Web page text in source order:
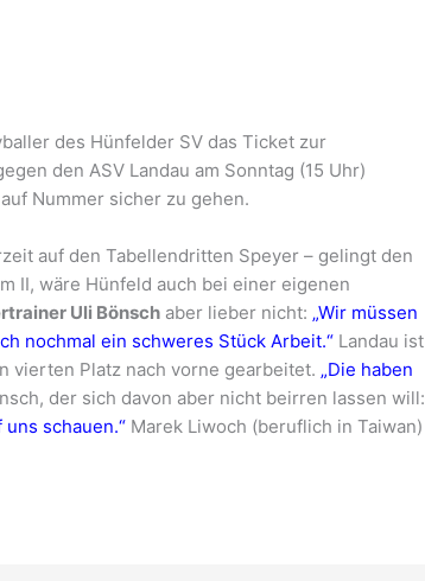
des Hünfelder SV das Ticket zur
den ASV Landau am Sonntag (15 Uhr)
Nummer sicher zu gehen.
auf den Tabellendritten Speyer – gelingt den
II, wäre Hünfeld auch bei einer eigenen
Uli Bönsch aber lieber nicht: „Wir müssen
nochmal ein schweres Stück Arbeit.“ Landau ist
vierten Platz nach vorne gearbeitet. „Die haben
der sich davon aber nicht beirren lassen will:
schauen.“ Marek Liwoch (beruflich in Taiwan)